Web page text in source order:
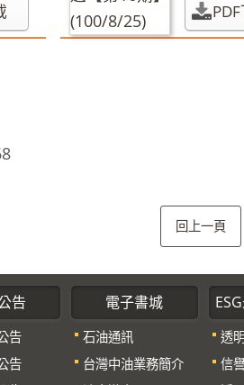
回上一頁
告
告
告
電子書城
石油通訊
台灣中油業務簡介
透
信